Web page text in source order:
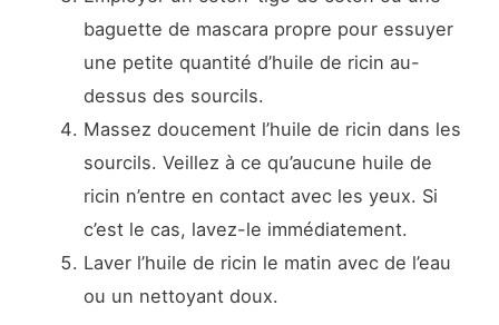
baguette de mascara propre pour essuyer
une petite quantité d’huile de ricin au-
dessus des sourcils.
Massez doucement l’huile de ricin dans les
sourcils. Veillez à ce qu’aucune huile de
ricin n’entre en contact avec les yeux. Si
c’est le cas, lavez-le immédiatement.
Laver l’huile de ricin le matin avec de l’eau
ou un nettoyant doux.